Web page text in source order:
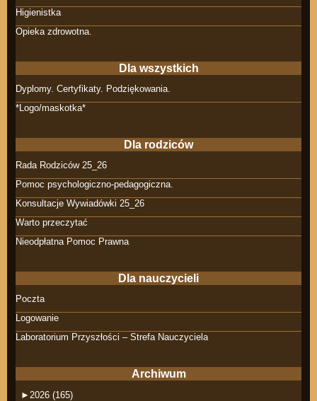
Higienistka
Opieka zdrowotna.
Dla wszystkich
Dyplomy. Certyfikaty. Podziękowania.
*Logo/maskotka*
Dla rodziców
Rada Rodziców 25_26
Pomoc psychologiczno-pedagogiczna.
Konsultacje Wywiadówki 25_26
Warto przeczytać
Nieodpłatna Pomoc Prawna
Dla nauczycieli
Poczta
Logowanie
Laboratorium Przyszłości – Strefa Nauczyciela
Archiwum
► 2026 (165)